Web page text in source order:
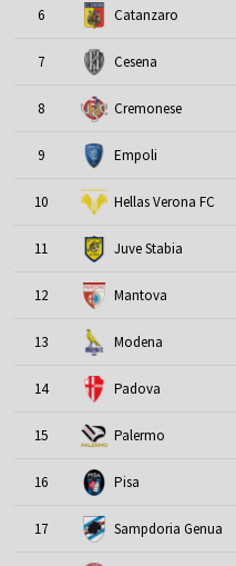
6 Catanzaro
7 Cesena
8 Cremonese
9 Empoli
10 Hellas Verona FC
11 Juve Stabia
12 Mantova
13 Modena
14 Padova
15 Palermo
16 Pisa
17 Sampdoria Genua